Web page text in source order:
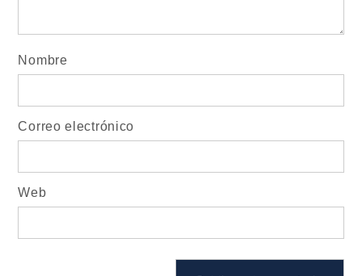
Nombre
Correo electrónico
Web